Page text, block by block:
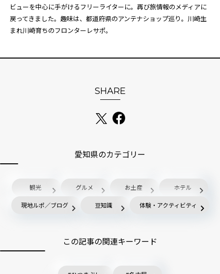
ビューを中心に手がけるフリーライターに。再び旅情報のメディアに
戻ってきました。趣味は、都道府県のアンテナショップ巡り。川崎生
まれ川崎育ちのフロンターレサポ。
SHARE
愛知県のカテゴリー
観光 グルメ お土産 ホテル
現地ルポ／ブログ 豆知識 体験・アクティビティ
この記事の関連キーワード